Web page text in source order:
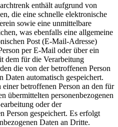
enthält aufgrund von
die eine schnelle elektronische
sowie eine unmittelbare
was ebenfalls eine allgemeine
Post (E-Mail-Adresse)
per E-Mail oder über ein
dem für die Verarbeitung
die von der betroffenen Person
Daten automatisch gespeichert.
betroffenen Person an den für
übermittelten personenbezogenen
oder der
Person gespeichert. Es erfolgt
Daten an Dritte.